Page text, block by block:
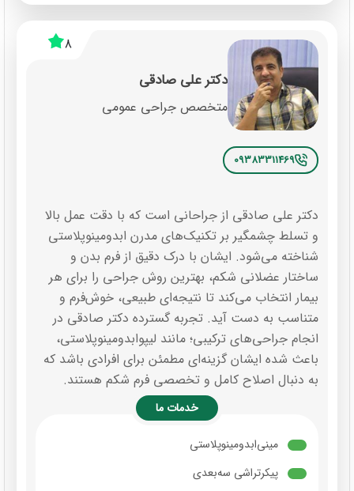
8
دکتر علی صادقی
متخصص جراحی عمومی
09383311469
دکتر علی صادقی از جراحانی است که با دقت عمل بالا
و تسلط چشمگیر بر تکنیک‌های مدرن ابدومینوپلاستی
شناخته می‌شود. ایشان با درک دقیق از فرم بدن و
ساختار عضلانی شکم، بهترین روش جراحی را برای هر
بیمار انتخاب می‌کند تا نتیجه‌ای طبیعی، خوش‌فرم و
متناسب به دست آید. تجربه گسترده دکتر صادقی در
انجام جراحی‌های ترکیبی؛ مانند لیپوابدومینوپلاستی،
باعث شده ایشان گزینه‌ای مطمئن برای افرادی باشد که
به دنبال اصلاح کامل و تخصصی فرم شکم هستند.
خدمات ما
مینی‌ابدومینوپلاستی
پیکرتراشی سه‌بعدی